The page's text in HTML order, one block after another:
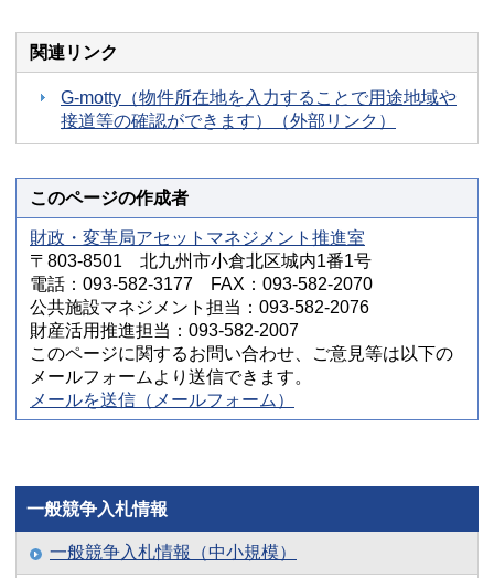
関連リンク
G-motty（物件所在地を入力することで用途地域や
接道等の確認ができます）（外部リンク）
このページの作成者
財政・変革局アセットマネジメント推進室
〒803-8501 北九州市小倉北区城内1番1号
電話：093-582-3177 FAX：093-582-2070
公共施設マネジメント担当：093-582-2076
財産活用推進担当：093-582-2007
このページに関するお問い合わせ、ご意見等は以下の
メールフォームより送信できます。
メールを送信（メールフォーム）
一般競争入札情報
一般競争入札情報（中小規模）